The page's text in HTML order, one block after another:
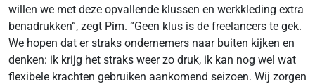
willen we met deze opvallende klussen en werkkleding extra
benadrukken”, zegt Pim. “Geen klus is de freelancers te gek.
We hopen dat er straks ondernemers naar buiten kijken en
denken: ik krijg het straks weer zo druk, ik kan nog wel wat
flexibele krachten gebruiken aankomend seizoen. Wij zorgen